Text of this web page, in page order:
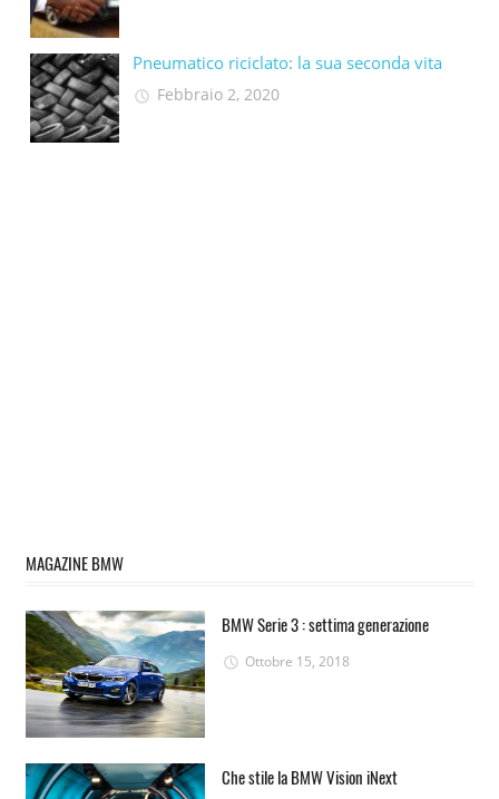
Pneumatico riciclato: la sua seconda vita​
Febbraio 2, 2020
MAGAZINE BMW
BMW Serie 3 : settima generazione
Ottobre 15, 2018
Che stile la BMW Vision iNext